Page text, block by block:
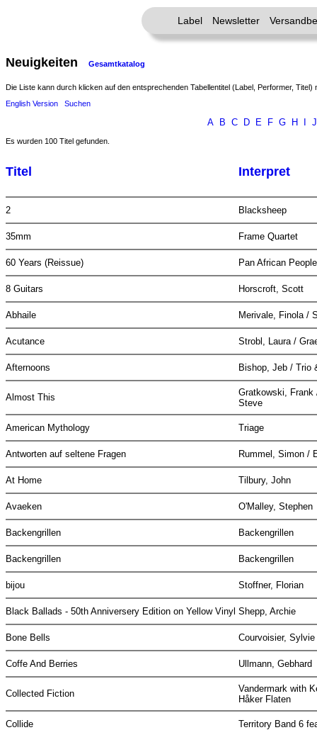
Label Newsletter
Neuigkeiten Gesamtkatalog
Die Liste kann durch klicken auf den entsprechenden Tabellentitel (Label, Performer,
English Version
Suchen
A B C D E F G H J
Es wurden 100 Titel gefunden.
Titel Interpret
2 Blacksheep
35mm Frame Quartet
60 Years (Reissue) Pan African
8 Guitars Horscroft, Scott
Abhaile Merivale, Finola /
Acutance Strobl, Laura /
Afternoons Bishop, Jeb / Trio
Almost This
Gratkowski, Frank
Steve
American Mythology Triage
Antworten auf seltene Fragen Rummel, Simon /
At Home Tilbury, John
Avaeken O'Malley, Stephen
Backengrillen Backengrillen
Backengrillen Backengrillen
bijou Stoffner, Florian
Black Ballads - 50th Anniversery Edition on Yellow Vinyl Shepp, Archie
Bone Bells Courvoisier,
Coffe And Berries Ullmann, Gebhard
Collected Fiction
Vandermark with
Håker Flaten
Collide Territory Band 6